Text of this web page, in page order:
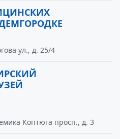
ул., д. 25/4
Коптюга просп., д. 3